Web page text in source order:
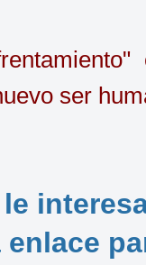
ser
enlace